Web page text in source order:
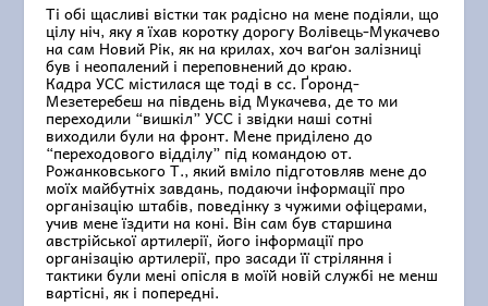
Ті обі щасливі вістки так радісно на мене подіяли, що
цілу ніч, яку я їхав коротку дорогу Волівець-Мукачево
на сам Новий Рік, як на крилах, хоч ваґон залізниці
був і неопалений і переповнений до краю.
Кадра УСС містилася ще тоді в сс. Ґоронд-
Мезетеребеш на південь від Мукачева, де то ми
переходили “вишкіл” УСС і звідки наші сотні
виходили були на фронт. Мене приділено до
“переходового відділу” під командою от.
Рожанковського Т., який вміло підготовляв мене до
моїх майбутніх завдань, подаючи інформації про
організацію штабів, поведінку з чужими офіцерами,
учив мене їздити на коні. Він сам був старшина
австрійської артилерії, його інформації про
організацію артилерії, про засади її стріляння і
тактики були мені опісля в моїй новій службі не менш
вартісні, як і попередні.